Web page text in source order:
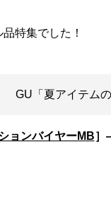
GU「夏アイテム
ョンバイヤーMB